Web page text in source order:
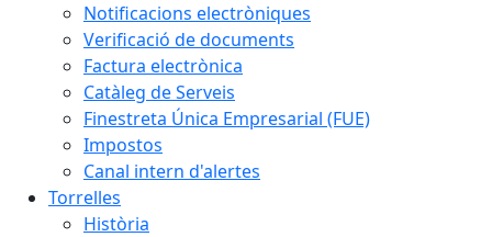
Notificacions electròniques
Verificació de documents
Factura electrònica
Catàleg de Serveis
Finestreta Única Empresarial (FUE)
Impostos
Canal intern d'alertes
Torrelles
Història